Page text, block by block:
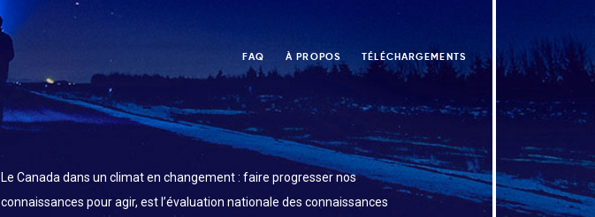
FAQ À PROPOS TÉLÉCHARGEMENTS
Le Canada dans un climat en changement : faire progresser nos
connaissances pour agir, est l’évaluation nationale des connaissances